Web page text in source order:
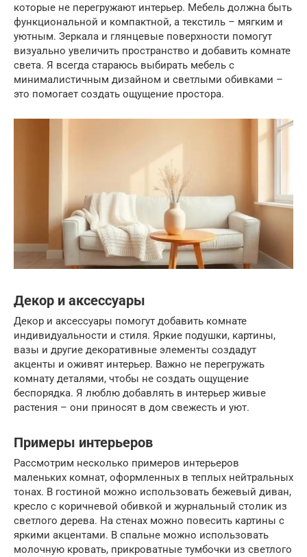
которые не перегружают интерьер. Мебель должна быть
функциональной и компактной, а текстиль – мягким и
уютным. Зеркала и глянцевые поверхности помогут
визуально увеличить пространство и добавить комнате
света. Я всегда стараюсь выбирать мебель с
минималистичным дизайном и светлыми обивками –
это помогает создать ощущение простора.
Декор и аксессуары
Декор и аксессуары помогут добавить комнате
индивидуальности и стиля. Яркие подушки, картины,
вазы и другие декоративные элементы создадут
акценты и оживят интерьер. Важно не перегружать
комнату деталями, чтобы не создать ощущение
беспорядка. Я люблю добавлять в интерьер живые
растения – они приносят в дом свежесть и уют.
Примеры интерьеров
Рассмотрим несколько примеров интерьеров
маленьких комнат, оформленных в теплых нейтральных
тонах. В гостиной можно использовать бежевый диван,
кресло с коричневой обивкой и журнальный столик из
светлого дерева. На стенах можно повесить картины с
яркими акцентами. В спальне можно использовать
молочную кровать, прикроватные тумбочки из светлого